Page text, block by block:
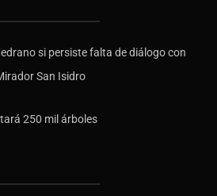
si persiste falta de diálogo con
San Isidro
250 mil árboles